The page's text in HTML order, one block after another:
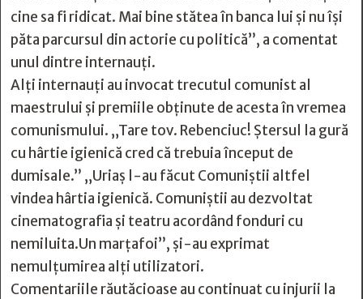
cine sa fi ridicat. Mai bine stătea în banca lui și nu își
păta parcursul din actorie cu politică”, a comentat
unul dintre internauți.
Alți internauți au invocat trecutul comunist al
maestrului și premiile obținute de acesta în vremea
comunismului. „Tare tov. Rebenciuc! Ștersul la gură
cu hârtie igienică cred că trebuia început de
dumisale.” „Uriaș l-au făcut Comuniștii altfel
vindea hârtia igienică. Comuniștii au dezvoltat
cinematografia și teatru acordând fonduri cu
nemiluita.Un marțafoi”, și-au exprimat
nemulțumirea alți utilizatori.
Comentariile răutăcioase au continuat cu injurii la